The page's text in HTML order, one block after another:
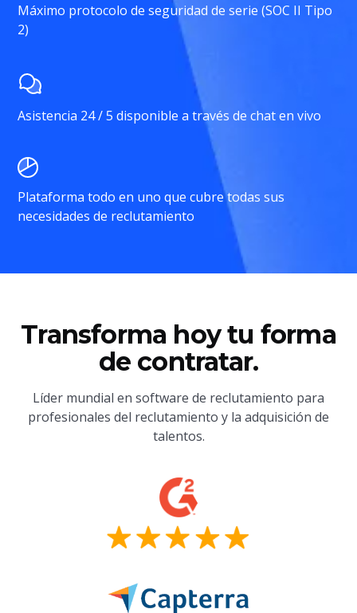
Máximo protocolo de seguridad de serie (SOC II Tipo
2)
Asistencia 24 / 5 disponible a través de chat en vivo
Plataforma todo en uno que cubre todas sus
necesidades de reclutamiento
Transforma hoy tu forma
de contratar.
Líder mundial en software de reclutamiento para
profesionales del reclutamiento y la adquisición de
talentos.